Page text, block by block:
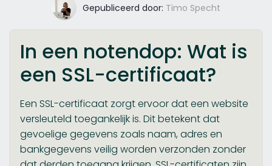
Gepubliceerd door: Timo Specht
In een notendop: Wat is
een SSL-certificaat?
Een SSL-certificaat zorgt ervoor dat een website
versleuteld toegankelijk is. Dit betekent dat
gevoelige gegevens zoals naam, adres en
bankgegevens veilig worden verzonden zonder